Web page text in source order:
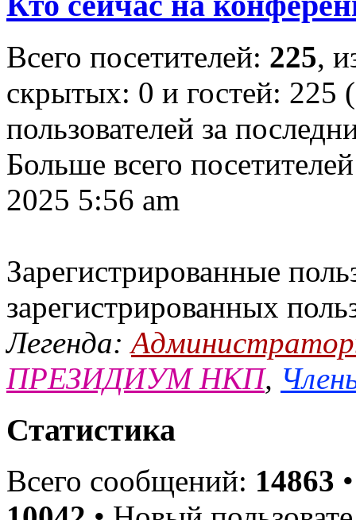
Всего посетителей: 225,
скрытых: 0 и гостей: 225
пользователей за
Больше всего
2025 5:56 am
Зарегистрированные
зарегистрированных
Легенда:
ПРЕЗИДИУМ НКП,
Статистика
Всего сообщений: 14863